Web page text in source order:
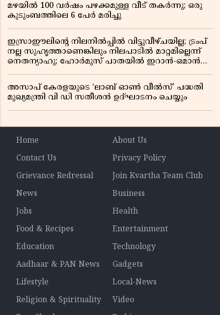
മഴയിൽ 100 വർഷം പഴക്കമുള്ള വീട് തകർന്നു; ഒരു
കുടുംബത്തിലെ 6 പേർ മരിച്ചു
ഇസ്രാഈലിന്റെ നിലനിൽപ്പിൽ വിട്ടുവീഴ്ചയില്ല; ട്രംപ്
നല്ല സുഹൃത്താണെങ്കിലും നിലപാടിൽ മാറ്റമില്ലെന്ന്
നെതന്യാഹു; ഹോർമുസ് പാതയിൽ ഇറാൻ-ഒമാൻ
അസാപ് കേരളയുടെ ‘ലാബ് ഓൺ വീൽസ്’ പദ്ധതി
മുഖ്യമന്ത്രി വി ഡി സതീശൻ ഉദ്ഘാടനം ചെയ്യും
Home
About Us
Contact Us
Privacy Policy
Grievance Redressal
Join Kvartha Team Club
News
Business
Jobs
Health
Food & Recipes
Entertainment
Education
Technology
Aadhaar & PAN News
Gadgets
Lifestyle
Local-News
Religion & Spirituality
Video